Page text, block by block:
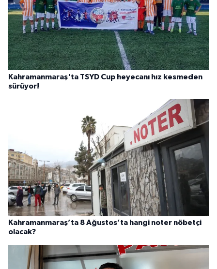
Kahramanmaraş'ta TSYD Cup heyecanı hız kesmeden
sürüyor!
Kahramanmaraş’ta 8 Ağustos’ta hangi noter nöbetçi
olacak?